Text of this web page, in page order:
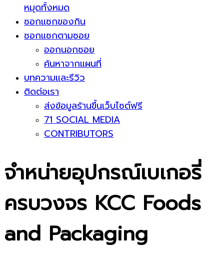
หมุดทั้งหมด
ซอกแซกของกิน
ซอกแซกตามซอย
ออกนอกซอย
ค้นหาจากแผนที่
บทความและรีวิว
ติดต่อเรา
ส่งข้อมูลร้านขึ้นเว็บไซต์ฟรี
71 SOCIAL MEDIA
CONTRIBUTORS
จำหน่ายอุปกรณ์เบเกอรี่
ครบวงจร KCC Foods
and Packaging